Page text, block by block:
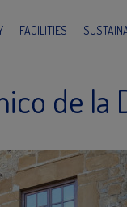
FACILITIES
de